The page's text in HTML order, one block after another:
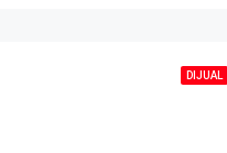
DIJUAL